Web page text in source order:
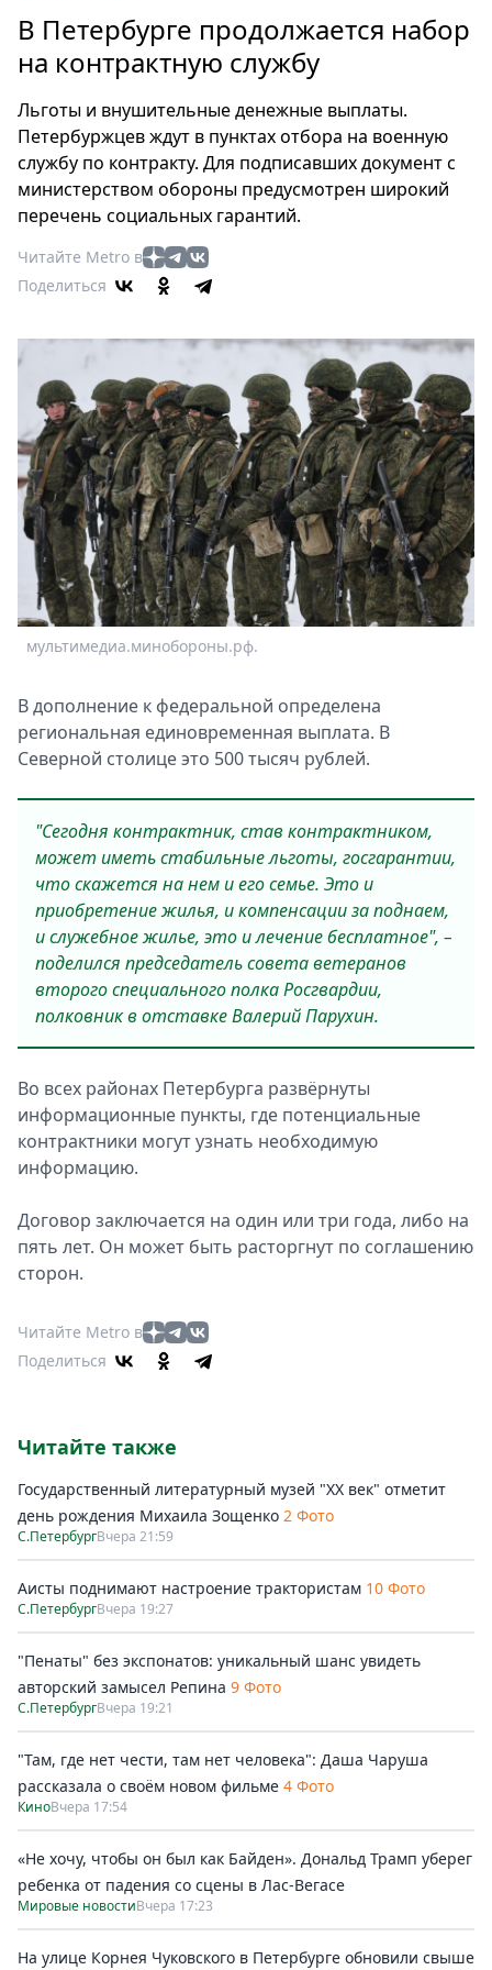
Россия
Мир
Еда
Туризм
Мода
Театр
Кино
Афиша
Выставки
релизы
О
Metro
Стримы
Спецпроекты
Звезды
Выборы
2026
Скачай
Metro
В Петербурге продолжается набор
на контрактную службу
Льготы и внушительные денежные выплаты.
Петербуржцев ждут в пунктах отбора на военную
службу по контракту. Для подписавших документ с
министерством обороны предусмотрен широкий
перечень социальных гарантий.
Читайте Metro в
Поделиться
мультимедиа.минобороны.рф.
В дополнение к федеральной определена
региональная единовременная выплата. В
Северной столице это 500 тысяч рублей.
"Сегодня контрактник, став контрактником,
может иметь стабильные льготы, госгарантии,
что скажется на нем и его семье. Это и
приобретение жилья, и компенсации за поднаем,
и служебное жилье, это и лечение бесплатное", –
поделился председатель совета ветеранов
второго специального полка Росгвардии,
полковник в отставке Валерий Парухин.
Во всех районах Петербурга развёрнуты
информационные пункты, где потенциальные
контрактники могут узнать необходимую
информацию.
Договор заключается на один или три года, либо на
пять лет. Он может быть расторгнут по соглашению
сторон.
Читайте Metro в
Поделиться
Читайте также
Государственный литературный музей "ХХ век" отметит
день рождения Михаила Зощенко 2 Фото
С.ПетербургВчера 21:59
Аисты поднимают настроение трактористам 10 Фото
С.ПетербургВчера 19:27
"Пенаты" без экспонатов: уникальный шанс увидеть
авторский замысел Репина 9 Фото
С.ПетербургВчера 19:21
"Там, где нет чести, там нет человека": Даша Чаруша
рассказала о своём новом фильме 4 Фото
КиноВчера 17:54
«Не хочу, чтобы он был как Байден». Дональд Трамп уберег
ребенка от падения со сцены в Лас-Вегасе
Мировые новостиВчера 17:23
На улице Корнея Чуковского в Петербурге обновили свыше